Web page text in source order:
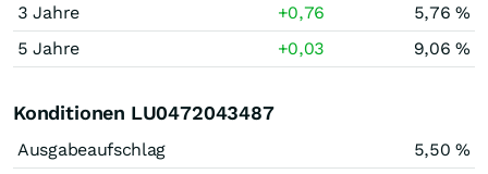
3 Jahre
+0,76
5,76 %
5 Jahre
+0,03 9,06 %
Konditionen LU0472043487
Ausgabeaufschlag
5,50 %